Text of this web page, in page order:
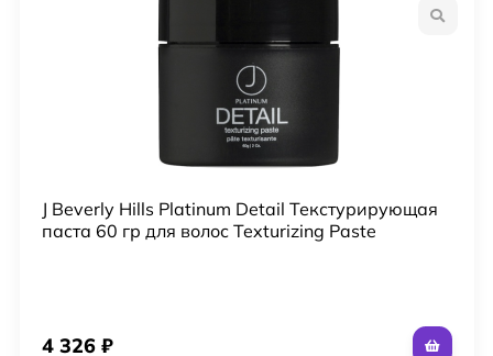
J Beverly Hills Platinum Detail Текстурирующая
паста 60 гр для волос Texturizing Paste
4 326 ₽